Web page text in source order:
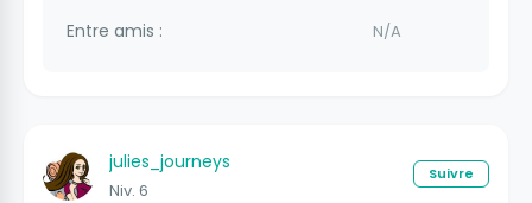
Entre amis :
N/A
julies_journeys
Niv. 6
Suivre